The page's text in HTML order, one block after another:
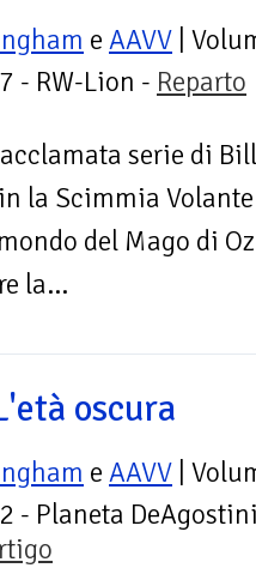
e AAVV |
- RW-Lion - Reparto
serie di
la Scimmia
del Mago di
la...
oscura
e AAVV |
- Planeta